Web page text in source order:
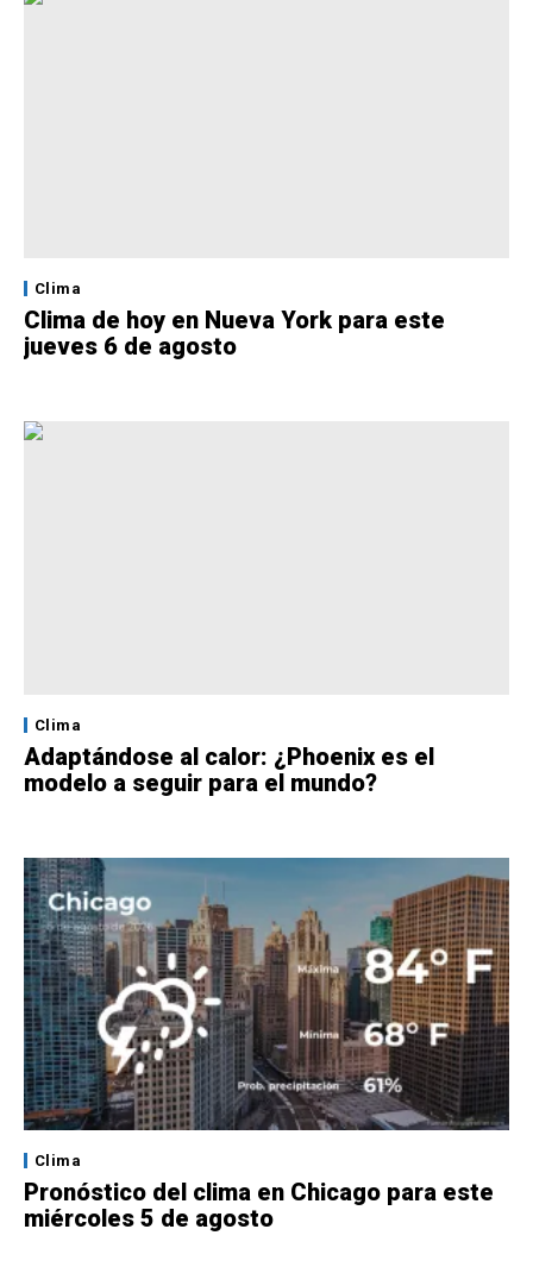
Clima
Clima de hoy en Nueva York para este
jueves 6 de agosto
Clima
Adaptándose al calor: ¿Phoenix es el
modelo a seguir para el mundo?
Clima
Pronóstico del clima en Chicago para este
miércoles 5 de agosto